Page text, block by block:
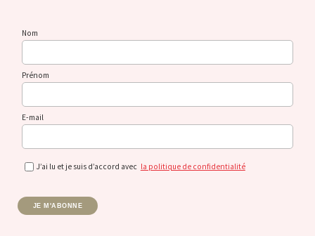
Nom
Prénom
E-mail
J’ai lu et je suis d’accord avec la politique de confidentialité
JE M'ABONNE